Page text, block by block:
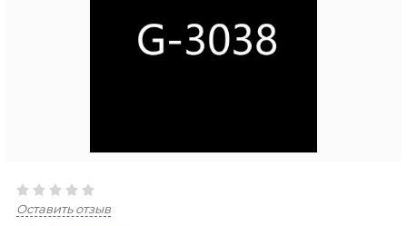
Оставить отзыв